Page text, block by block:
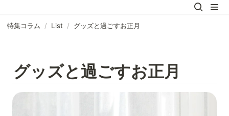
特集コラム / List / グッズと過ごすお正月
グッズと過ごすお正月